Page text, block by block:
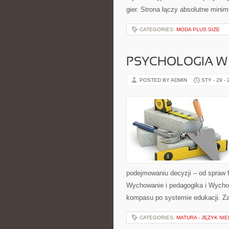
gier. Strona łączy absolutne
CATEGORIES: MODA PLUS SIZE
PSYCHOLOGIA
POSTED BY ADMIN STY - 29 -
podejmowaniu decyzji – od
Wychowanie i pedagogika i
kompasu po systemie edukacji.
CATEGORIES: MATURA - JĘZYK